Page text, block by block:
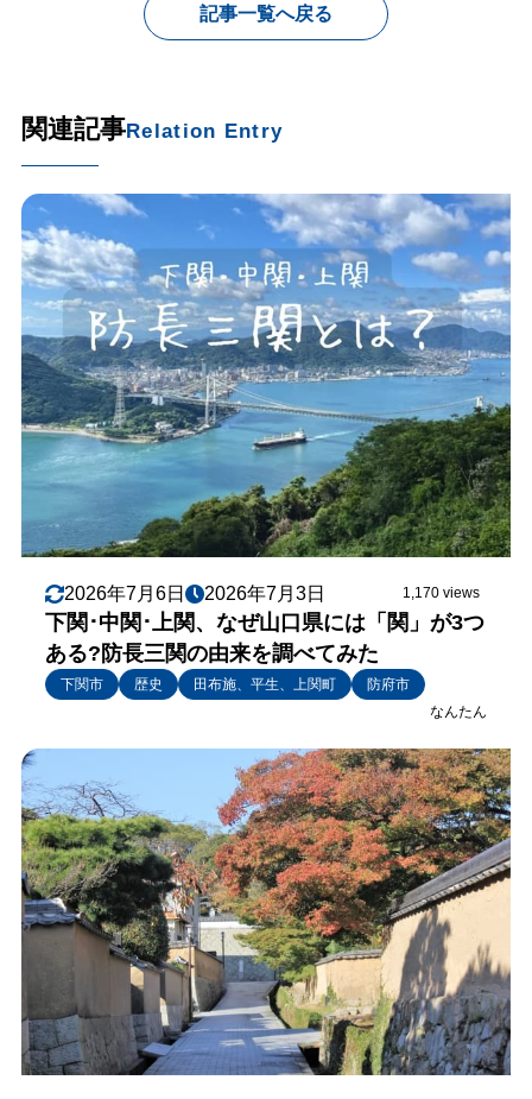
記事一覧へ戻る
関連記事Relation Entry
2026年7月6日 2026年7月3日 1,170 views
下関･中関･上関、なぜ山口県には「関」が3つ
ある?防長三関の由来を調べてみた
下関市 歴史 田布施、平生、上関町
防府市
なんたん